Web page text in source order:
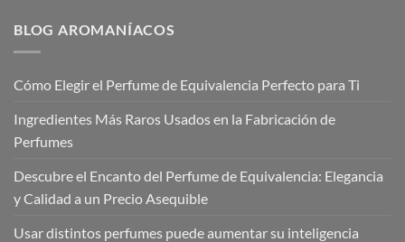
BLOG AROMANÍACOS
Cómo Elegir el Perfume de Equivalencia Perfecto para Ti
Ingredientes Más Raros Usados en la Fabricación de
Perfumes
Descubre el Encanto del Perfume de Equivalencia: Elegancia
y Calidad a un Precio Asequible
Usar distintos perfumes puede aumentar su inteligencia